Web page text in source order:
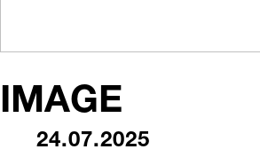
IMAGE
24.07.2025